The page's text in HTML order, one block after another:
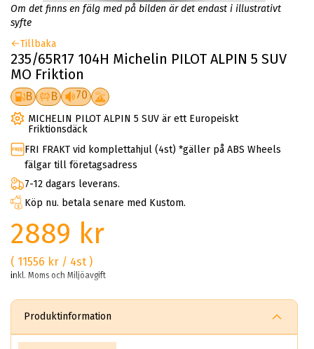
Om det finns en fälg med på bilden är det endast i illustrativt
syfte
Tillbaka
235/65R17 104H Michelin PILOT ALPIN 5 SUV
MO Friktion
B B 70
MICHELIN PILOT ALPIN 5 SUV är ett Europeiskt
Friktionsdäck
FRI FRAKT vid komplettahjul (4st) *gäller på ABS Wheels
fälgar till företagsadress
7-12 dagars leverans.
Köp nu. betala senare med Kustom.
2889 kr
( 11556 kr / 4st )
inkl. Moms och Miljöavgift
Produktinformation